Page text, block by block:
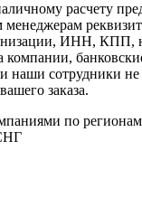
расчету
менеджерам
ИНН, КПП,
компании,
наши сотрудники не
заказа.
по регионам